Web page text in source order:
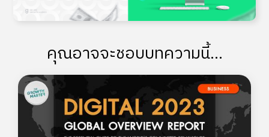
คุณอาจจะชอบบทความนี้...